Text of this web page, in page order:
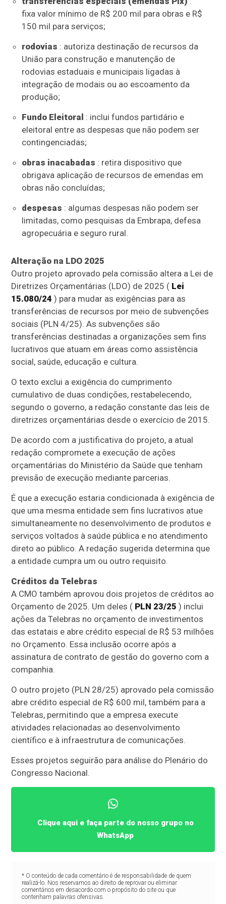
fixa valor mínimo de R$ 200 mil para obras e R$
150 mil para serviços;
rodovias : autoriza destinação de recursos da
União para construção e manutenção de
rodovias estaduais e municipais ligadas à
integração de modais ou ao escoamento da
produção;
Fundo Eleitoral : inclui fundos partidário e
eleitoral entre as despesas que não podem ser
contingenciadas;
obras inacabadas : retira dispositivo que
obrigava aplicação de recursos de emendas em
obras não concluídas;
despesas : algumas despesas não podem ser
limitadas, como pesquisas da Embrapa, defesa
agropecuária e seguro rural.
Alteração na LDO 2025
Outro projeto aprovado pela comissão altera a Lei de
Diretrizes Orçamentárias (LDO) de 2025 ( Lei
15.080/24 ) para mudar as exigências para as
transferências de recursos por meio de subvenções
sociais (PLN 4/25). As subvenções são
transferências destinadas a organizações sem fins
lucrativos que atuam em áreas como assistência
social, saúde, educação e cultura.
O texto exclui a exigência do cumprimento
cumulativo de duas condições, restabelecendo,
segundo o governo, a redação constante das leis de
diretrizes orçamentárias desde o exercício de 2015.
De acordo com a justificativa do projeto, a atual
redação compromete a execução de ações
orçamentárias do Ministério da Saúde que tenham
previsão de execução mediante parcerias.
É que a execução estaria condicionada à exigência de
que uma mesma entidade sem fins lucrativos atue
simultaneamente no desenvolvimento de produtos e
serviços voltados à saúde pública e no atendimento
direto ao público. A redação sugerida determina que
a entidade cumpra um ou outro requisito.
Créditos da Telebras
A CMO também aprovou dois projetos de créditos ao
Orçamento de 2025. Um deles ( PLN 23/25 ) inclui
ações da Telebras no orçamento de investimentos
das estatais e abre crédito especial de R$ 53 milhões
no Orçamento. Essa inclusão ocorre após a
assinatura de contrato de gestão do governo com a
companhia.
O outro projeto (PLN 28/25) aprovado pela comissão
abre crédito especial de R$ 600 mil, também para a
Telebras, permitindo que a empresa execute
atividades relacionadas ao desenvolvimento
científico e à infraestrutura de comunicações.
Esses projetos seguirão para análise do Plenário do
Congresso Nacional.
Clique aqui e faça parte do nosso grupo no
WhatsApp
* O conteúdo de cada comentário é de responsabilidade de quem
realizá-lo. Nos reservamos ao direito de reprovar ou eliminar
comentários em desacordo com o propósito do site ou que
contenham palavras ofensivas.